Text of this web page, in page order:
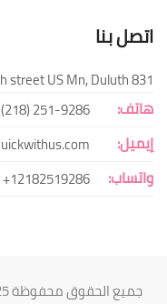
اتصل بنا
831 East 4th street US Mn, Duluth
هاتف: 251-9286 (218) 1+
إيميل:
واتساب: 12182519286+